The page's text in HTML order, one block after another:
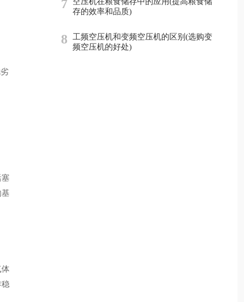
体
7
存的效率和品质)
8
工频空压机和变频空压机的区别(选购变
频空压机的好处)